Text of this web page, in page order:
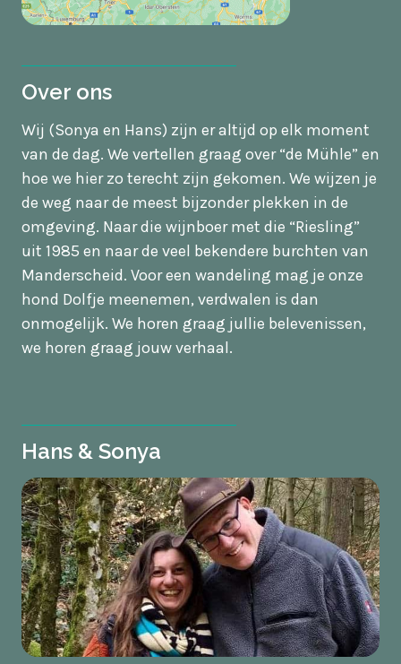
Over ons
Wij (Sonya en Hans) zijn er altijd op elk moment
van de dag. We vertellen graag over “de Mühle” en
hoe we hier zo terecht zijn gekomen. We wijzen je
de weg naar de meest bijzonder plekken in de
omgeving. Naar die wijnboer met die “Riesling”
uit 1985 en naar de veel bekendere burchten van
Manderscheid. Voor een wandeling mag je onze
hond Dolfje meenemen, verdwalen is dan
onmogelijk. We horen graag jullie belevenissen,
we horen graag jouw verhaal.
Hans & Sonya